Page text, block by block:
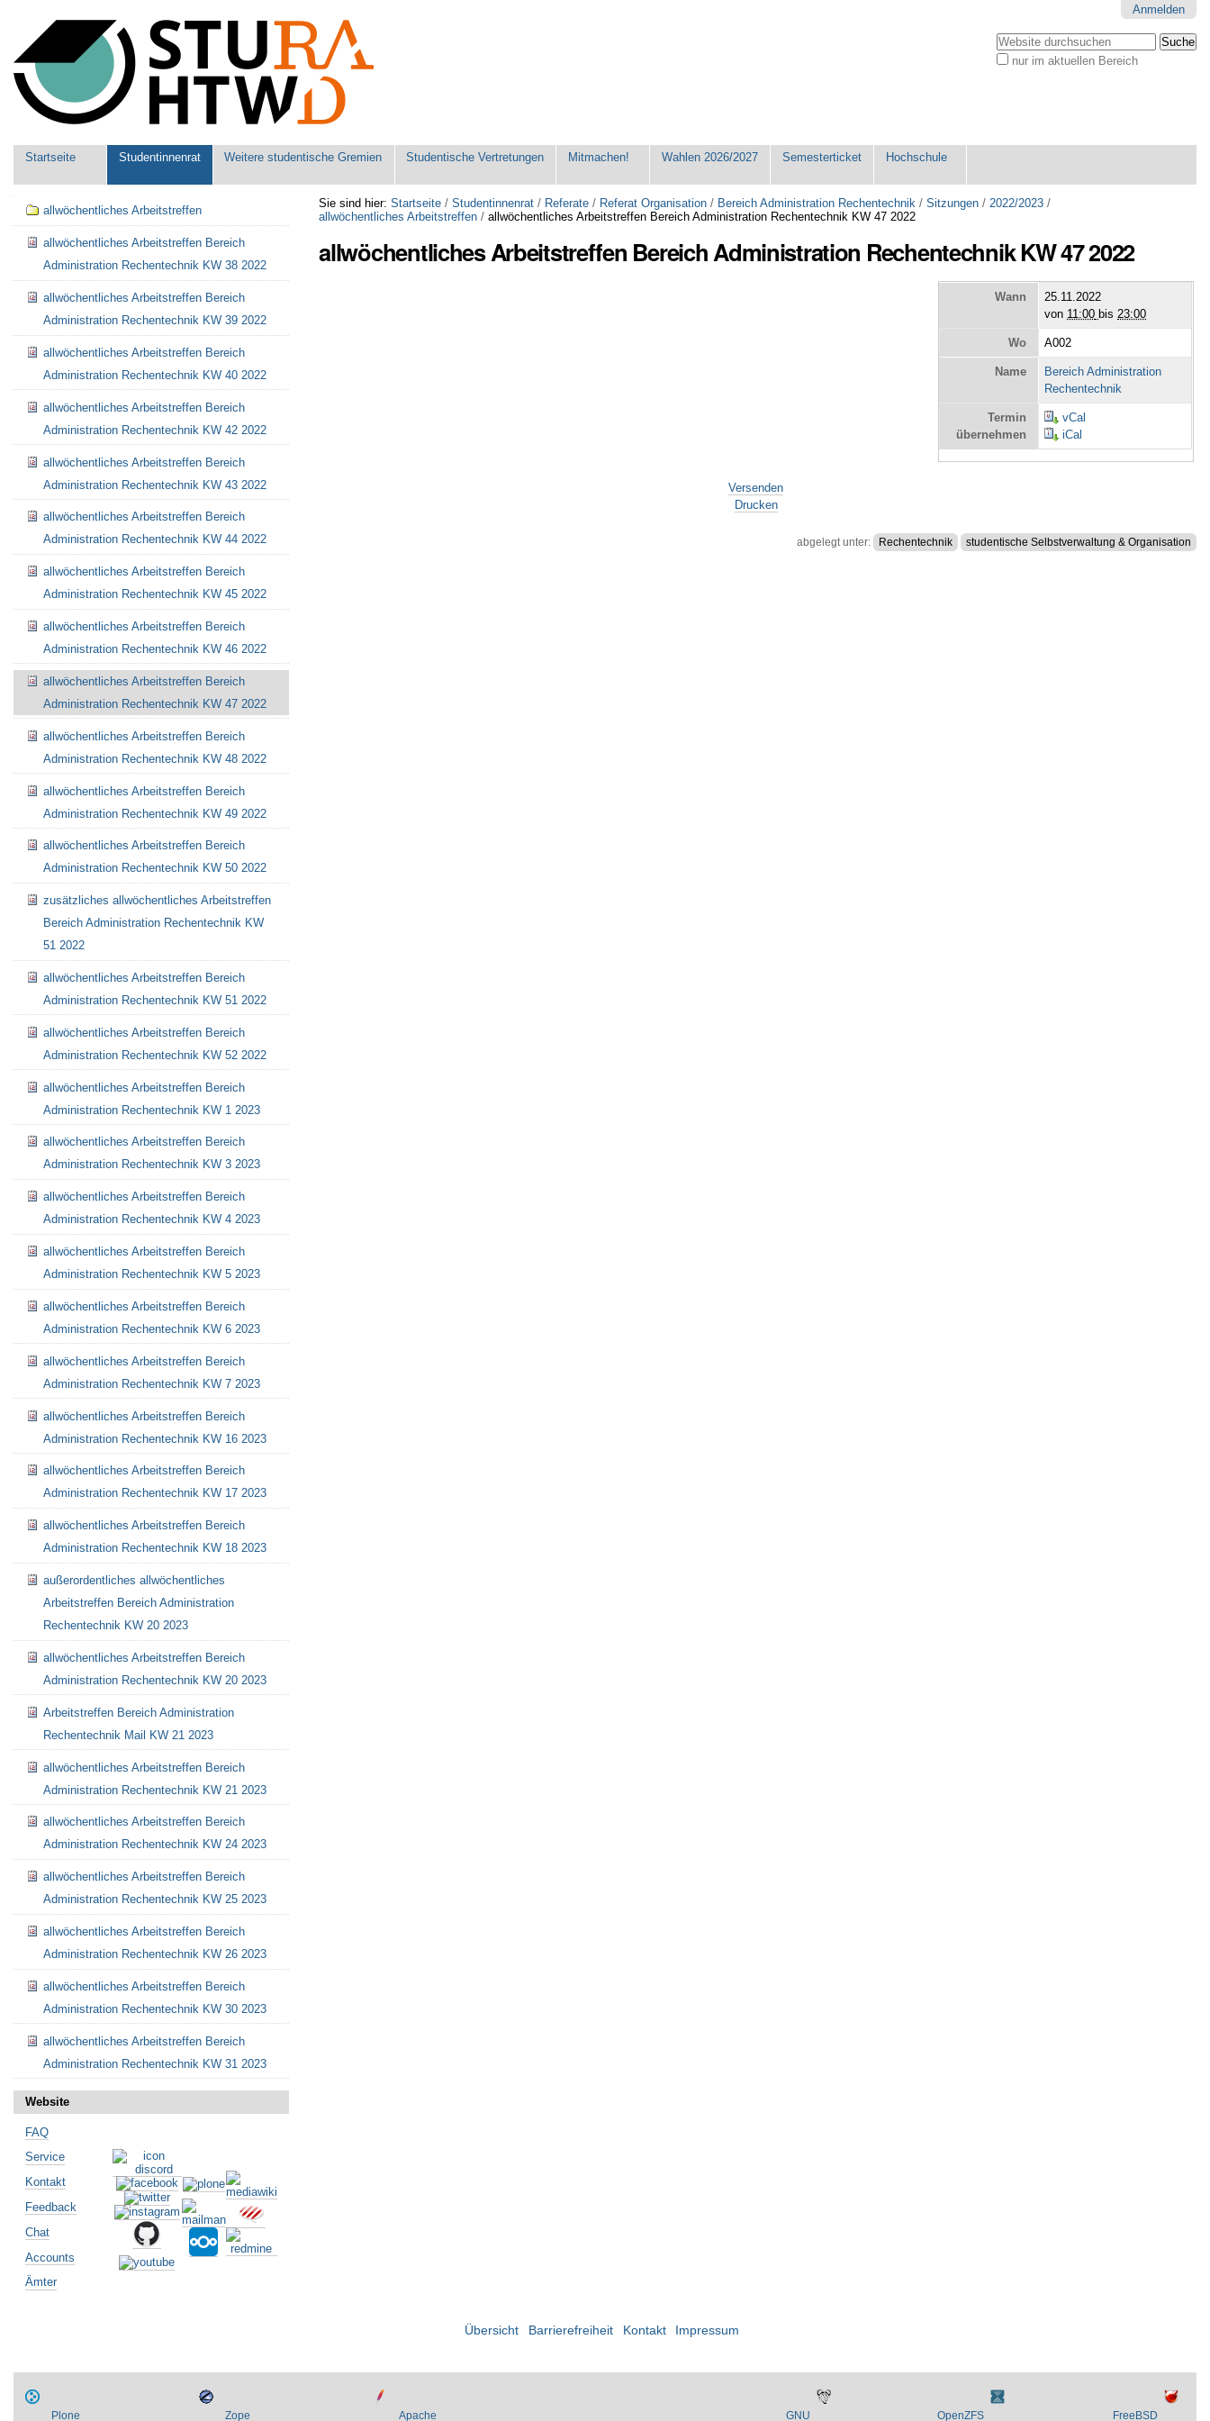
Werkzeuge
Anmelden
Website durchsuchen
nur im aktuellen Bereich
Sektionen
Startseite Studentinnenrat Weitere studentische Gremien Studentische Vertretungen Mitmachen! Wahlen 2026/2027 Semesterticket Hochschule
Sie sind hier: Startseite /Studentinnenrat / Referate / Referat Organisation / Bereich Administration Rechentechnik /Sitzungen /2022/2023 /
allwöchentliches Arbeitstreffen /allwöchentliches Arbeitstreffen Bereich Administration Rechentechnik KW 47 2022
allwöchentliches Arbeitstreffen Bereich Administration Rechentechnik KW 47 2022
Wann
25.11.2022
von 11:00 bis 23:00
Wo A002
Name
Bereich Administration
Rechentechnik
Termin
übernehmen
vCal
iCal
Versenden
Drucken
abgelegt unter: Rechentechnik studentische Selbstverwaltung & Organisation
Navigation
allwöchentliches Arbeitstreffen
allwöchentliches Arbeitstreffen Bereich
Administration Rechentechnik KW 38 2022
allwöchentliches Arbeitstreffen Bereich
Administration Rechentechnik KW 39 2022
allwöchentliches Arbeitstreffen Bereich
Administration Rechentechnik KW 40 2022
allwöchentliches Arbeitstreffen Bereich
Administration Rechentechnik KW 42 2022
allwöchentliches Arbeitstreffen Bereich
Administration Rechentechnik KW 43 2022
allwöchentliches Arbeitstreffen Bereich
Administration Rechentechnik KW 44 2022
allwöchentliches Arbeitstreffen Bereich
Administration Rechentechnik KW 45 2022
allwöchentliches Arbeitstreffen Bereich
Administration Rechentechnik KW 46 2022
allwöchentliches Arbeitstreffen Bereich
Administration Rechentechnik KW 47 2022
allwöchentliches Arbeitstreffen Bereich
Administration Rechentechnik KW 48 2022
allwöchentliches Arbeitstreffen Bereich
Administration Rechentechnik KW 49 2022
allwöchentliches Arbeitstreffen Bereich
Administration Rechentechnik KW 50 2022
zusätzliches allwöchentliches Arbeitstreffen
Bereich Administration Rechentechnik KW
51 2022
allwöchentliches Arbeitstreffen Bereich
Administration Rechentechnik KW 51 2022
allwöchentliches Arbeitstreffen Bereich
Administration Rechentechnik KW 52 2022
allwöchentliches Arbeitstreffen Bereich
Administration Rechentechnik KW 1 2023
allwöchentliches Arbeitstreffen Bereich
Administration Rechentechnik KW 3 2023
allwöchentliches Arbeitstreffen Bereich
Administration Rechentechnik KW 4 2023
allwöchentliches Arbeitstreffen Bereich
Administration Rechentechnik KW 5 2023
allwöchentliches Arbeitstreffen Bereich
Administration Rechentechnik KW 6 2023
allwöchentliches Arbeitstreffen Bereich
Administration Rechentechnik KW 7 2023
allwöchentliches Arbeitstreffen Bereich
Administration Rechentechnik KW 16 2023
allwöchentliches Arbeitstreffen Bereich
Administration Rechentechnik KW 17 2023
allwöchentliches Arbeitstreffen Bereich
Administration Rechentechnik KW 18 2023
außerordentliches allwöchentliches
Arbeitstreffen Bereich Administration
Rechentechnik KW 20 2023
allwöchentliches Arbeitstreffen Bereich
Administration Rechentechnik KW 20 2023
Arbeitstreffen Bereich Administration
Rechentechnik Mail KW 21 2023
allwöchentliches Arbeitstreffen Bereich
Administration Rechentechnik KW 21 2023
allwöchentliches Arbeitstreffen Bereich
Administration Rechentechnik KW 24 2023
allwöchentliches Arbeitstreffen Bereich
Administration Rechentechnik KW 25 2023
allwöchentliches Arbeitstreffen Bereich
Administration Rechentechnik KW 26 2023
allwöchentliches Arbeitstreffen Bereich
Administration Rechentechnik KW 30 2023
allwöchentliches Arbeitstreffen Bereich
Administration Rechentechnik KW 31 2023
Website
FAQ
Service
Kontakt
Feedback
Chat
Accounts
Ämter
Übersicht Barrierefreiheit Kontakt Impressum
Plone Zope Apache GNU OpenZFS FreeBSD